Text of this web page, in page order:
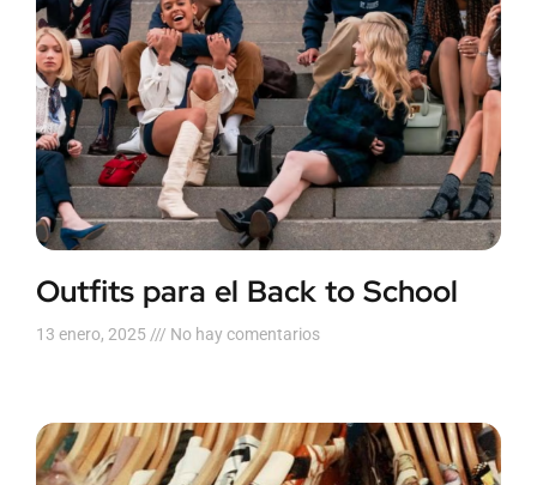
Outfits para el Back to School
13 enero, 2025 No hay comentarios